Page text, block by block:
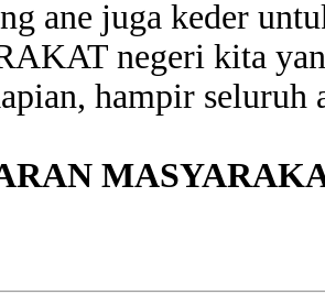
ane juga keder
negeri kita
hampir seluruh